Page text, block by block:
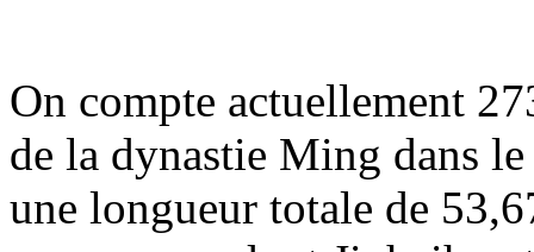
On compte actuellement
de la dynastie Ming dans
une longueur totale de